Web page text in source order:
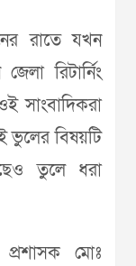
রাতে যখন
রিটার্নিং
সাংবাদিকরা
ভুলের বিষয়টি
তুলে ধরা
প্রশাসক মোঃ